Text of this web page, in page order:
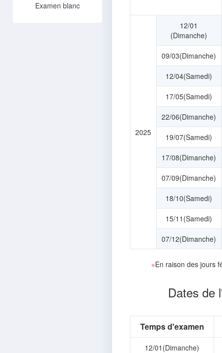
Examen blanc
2025
12/01
(Dimanche)
09/03(Dimanche)
12/04(Samedi)
17/05(Samedi)
22/06(Dimanche)
19/07(Samedi)
17/08(Dimanche)
07/09(Dimanche)
18/10(Samedi)
15/11(Samedi)
07/12(Dimanche)
※En raison des jours
Dates de
Temps d'examen
12/01(Dimanche)